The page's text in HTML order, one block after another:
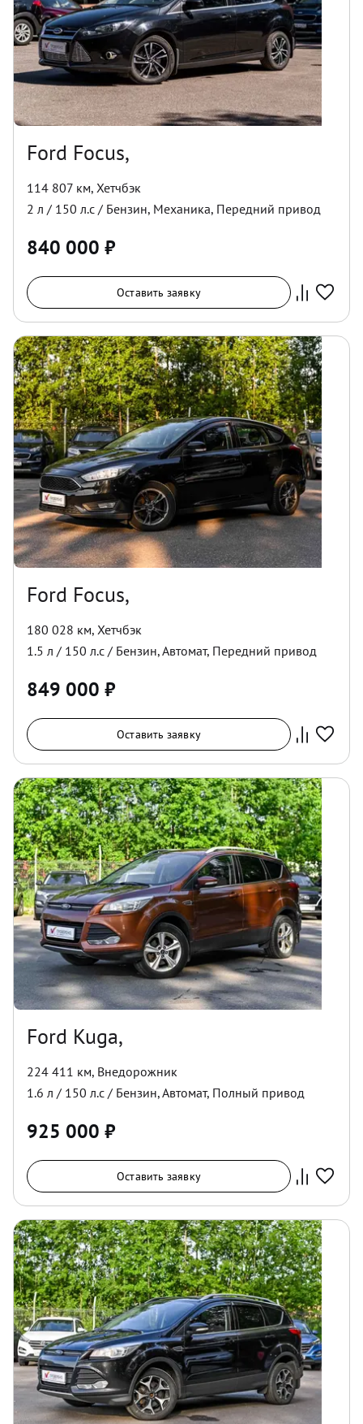
Ford Focus,
114 807 км, Хетчбэк
2 л / 150 л.с / Бензин, Механика, Передний привод
840 000 ₽
Оставить заявку
Ford Focus,
180 028 км, Хетчбэк
1.5 л / 150 л.с / Бензин,Автомат, Передний привод
849 000 ₽
Оставить заявку
Ford Kuga,
224 411 км, Внедорожник
1.6 л / 150 л.с / Бензин,Автомат, Полный привод
925 000 ₽
Оставить заявку